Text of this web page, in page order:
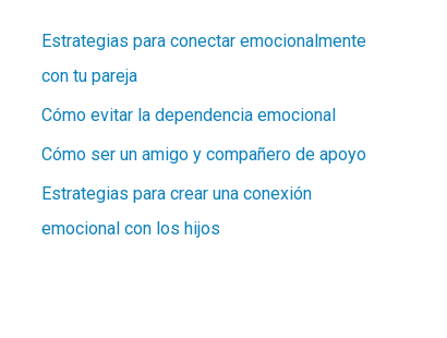
Estrategias para conectar emocionalmente
con tu pareja
Cómo evitar la dependencia emocional
Cómo ser un amigo y compañero de apoyo
Estrategias para crear una conexión
emocional con los hijos